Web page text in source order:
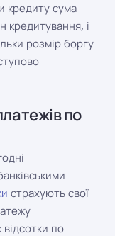
кредиту сума
кредитування, і
розмір боргу
по
страхують свої
по